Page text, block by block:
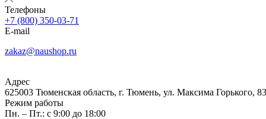
Телефоны
+7 (800) 350-03-71
E-mail
zakaz@naushop.ru
Адрес
625003 Тюменская область, г. Тюмень, ул. Максима Горького,
Режим работы
Пн. – Пт.: с 9:00 до 18:00